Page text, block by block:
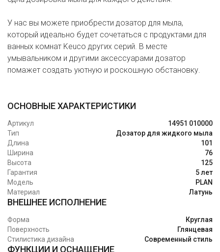
У нас вы можете приобрести дозатор для мыла,
который идеально будет сочетаться с продуктами для
ванных комнат Keuco других серий. В месте
умывальником и другими аксессуарами дозатор
помажет создать уютную и роскошную обстановку.
ОСНОВНЫЕ ХАРАКТЕРИСТИКИ
Артикул
14951 010000
Тип
Дозатор для жидкого мыла
Длина
101
Ширина
76
Высота
125
Гарантия
5 лет
Модель
PLAN
Материал
Латунь
ВНЕШНЕЕ ИСПОЛНЕНИЕ
Форма
Круглая
Поверхность
Глянцевая
Стилистика дизайна
Современный стиль
ФУНКЦИИ И ОСНАЩЕНИЕ